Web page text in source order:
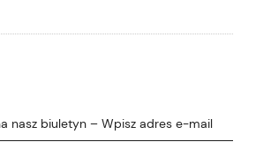
nasz biuletyn – Wpisz adres e-mail